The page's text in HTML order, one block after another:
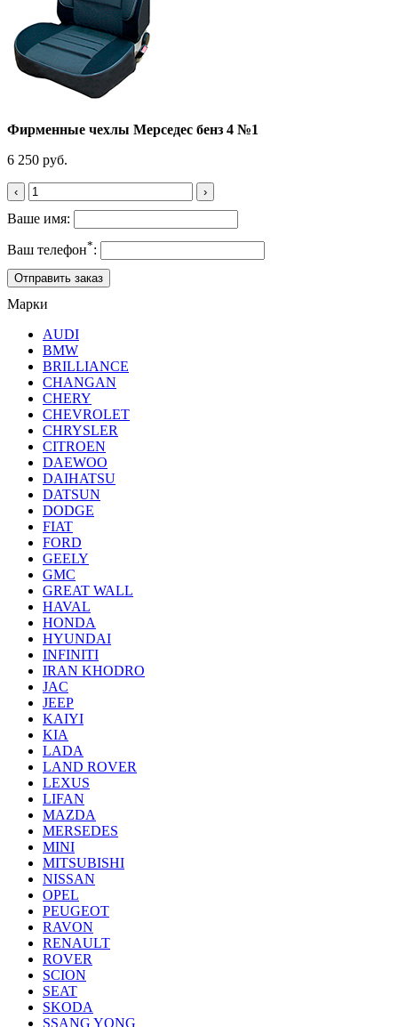
Фирменные чехлы Мерседес бенз 4 №1
6 250 руб.
‹ ›
Ваше имя:
Ваш телефон*:
Марки
AUDI
BMW
BRILLIANCE
CHANGAN
CHERY
CHEVROLET
CHRYSLER
CITROEN
DAEWOO
DAIHATSU
DATSUN
DODGE
FIAT
FORD
GEELY
GMC
GREAT WALL
HAVAL
HONDA
HYUNDAI
INFINITI
IRAN KHODRO
JAC
JEEP
KAIYI
KIA
LADA
LAND ROVER
LEXUS
LIFAN
MAZDA
MERSEDES
MINI
MITSUBISHI
NISSAN
OPEL
PEUGEOT
RAVON
RENAULT
ROVER
SCION
SEAT
SKODA
SSANG YONG